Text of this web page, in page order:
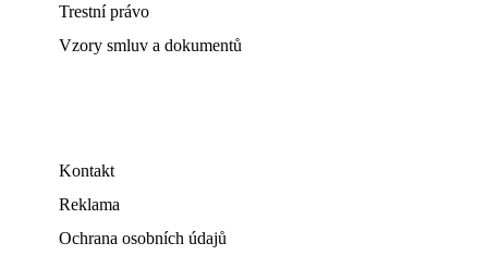
Trestní právo
Vzory smluv a dokumentů
Kontakt
Reklama
Ochrana osobních údajů